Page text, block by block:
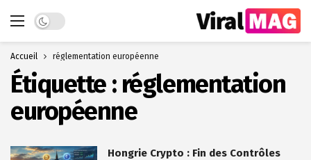
Dark mode
Accueil réglementation européenne
Étiquette : réglementation
européenne
Hongrie Crypto : Fin des Contrôles